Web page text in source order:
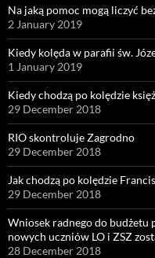
Na jaką pomoc mogą liczyć
2 January 2019
Kiedy kolęda w parafii św.
1 January 2019
Kiedy chodzą po kolędzie
29 December 2018
RIO skontroluje Zagrodno
29 December 2018
Jak chodzą po kolędzie
29 December 2018
Wniosek radnego do budżetu
nowych uczniów LO i ZSZ
28 December 2018